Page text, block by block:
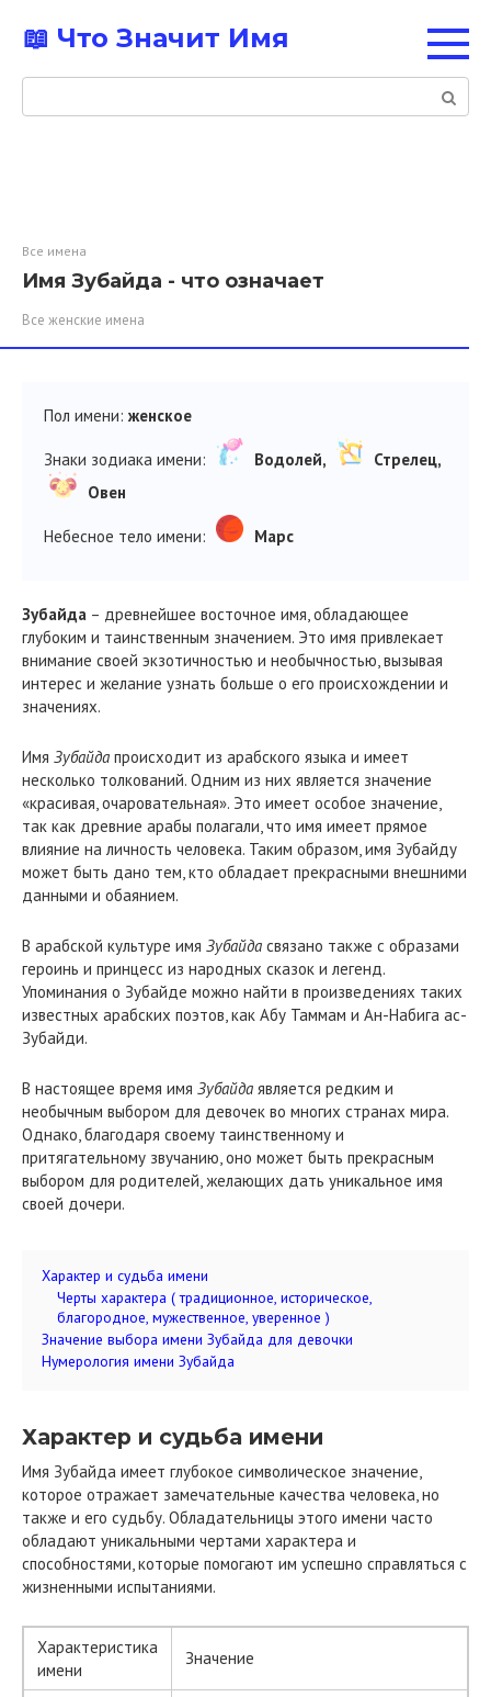
контенту
📖 Что Значит Имя
Поиск:
Все имена
Имя Зубайда - что означает
Все женские имена
Пол имени: женское
Знаки зодиака имени: Водолей,
Стрелец,
Овен
Небесное тело имени: Марс
Зубайда – древнейшее восточное имя, обладающее
глубоким и таинственным значением. Это имя привлекает
внимание своей экзотичностью и необычностью, вызывая
интерес и желание узнать больше о его происхождении и
значениях.
Имя Зубайда происходит из арабского языка и имеет
несколько толкований. Одним из них является значение
«красивая, очаровательная». Это имеет особое значение,
так как древние арабы полагали, что имя имеет прямое
влияние на личность человека. Таким образом, имя Зубайду
может быть дано тем, кто обладает прекрасными внешними
данными и обаянием.
В арабской культуре имя Зубайда связано также с образами
героинь и принцесс из народных сказок и легенд.
Упоминания о Зубайде можно найти в произведениях таких
известных арабских поэтов, как Абу Таммам и Ан-Набига ас-
Зубайди.
В настоящее время имя Зубайда является редким и
необычным выбором для девочек во многих странах мира.
Однако, благодаря своему таинственному и
притягательному звучанию, оно может быть прекрасным
выбором для родителей, желающих дать уникальное имя
своей дочери.
Характер и судьба имени
Черты характера ( традиционное, историческое,
благородное, мужественное, уверенное )
Значение выбора имени Зубайда для девочки
Нумерология имени Зубайда
Характер и судьба имени
Имя Зубайда имеет глубокое символическое значение,
которое отражает замечательные качества человека, но
также и его судьбу. Обладательницы этого имени часто
обладают уникальными чертами характера и
способностями, которые помогают им успешно справляться с
жизненными испытаниями.
Характеристика
имени
Значение